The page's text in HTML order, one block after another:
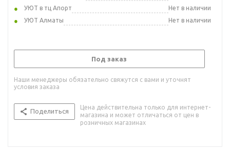
УЮТ в тц Апорт
Нет в наличии
УЮТ Алматы
Нет в наличии
Под заказ
Наши менеджеры обязательно свяжутся с вами и уточнят
условия заказа
Поделиться
Цена действительна только для интернет-
магазина и может отличаться от цен в
розничных магазинах